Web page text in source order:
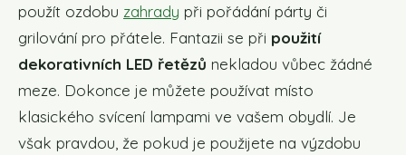
použít ozdobu zahrady při pořádání párty či
grilování pro přátele. Fantazii se při použití
dekorativních LED řetězů nekladou vůbec žádné
meze. Dokonce je můžete používat místo
klasického svícení lampami ve vašem obydlí. Je
však pravdou, že pokud je použijete na výzdobu